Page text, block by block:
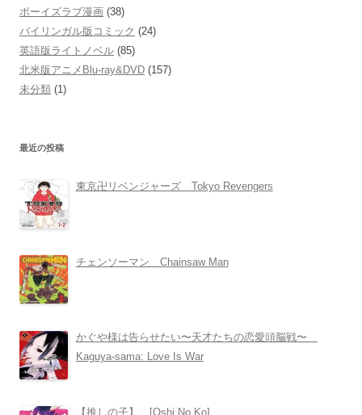
ボーイズラブ漫画 (38)
バイリンガル版コミック (24)
英語版ライトノベル (85)
北米版アニメBlu-ray&DVD (157)
未分類 (1)
最近の投稿
東京卍リベンジャーズ Tokyo Revengers
チェンソーマン Chainsaw Man
かぐや様は告らせたい〜天才たちの恋愛頭脳戦〜
Kaguya-sama: Love Is War
【推しの子】 [Oshi No Ko]